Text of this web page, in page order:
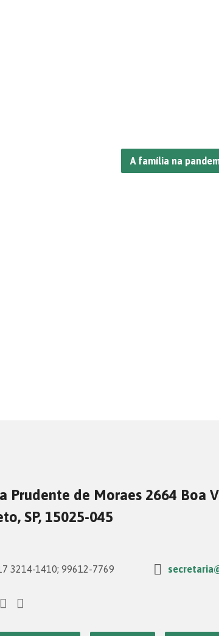
A família na
Prudente de Moraes 2664 Boa
SP, 15025-045
3214-1410; 99612-7769